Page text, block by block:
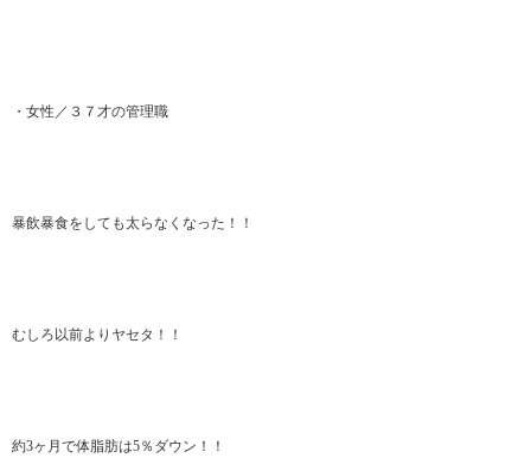
・女性／３７才の管理職
暴飲暴食をしても太らなくなった！！
むしろ以前よりヤセタ！！
約3ヶ月で体脂肪は5％ダウン！！